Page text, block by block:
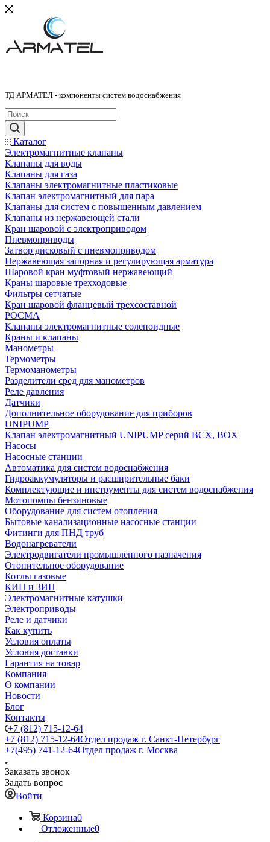
ТД АРМАТЕЛ - компоненты систем водоснабжения
Каталог
Электромагнитные клапаны
Клапаны для воды
Клапаны для газа
Клапаны электромагнитные пластиковые
Клапан электромагнитный для пара
Клапаны для систем с повышенным давлением
Клапаны из нержавеющей стали
Кран шаровой с электроприводом
Пневмоприводы
Затвор дисковый с пневмоприводом
Нержавеющая запорная и регулирующая арматура
Шаровой кран муфтовый нержавеющий
Краны шаровые трехходовые
Фильтры сетчатые
Кран шаровой фланцевый трехсоставной
РОСМА
Клапаны электромагнитные соленоидные
Краны и клапаны
Манометры
Термометры
Термоманометры
Разделители сред для манометров
Реле давления
Датчики
Дополнительное оборудование для приборов
UNIPUMP
Клапан электромагнитный UNIPUMP серий BCX, BOX
Насосы
Насосные станции
Автоматика для систем водоснабжения
Гидроаккумуляторы и расширительные баки
Комплектующие и инструменты для систем водоснабжения
Мотопомпы бензиновые
Оборудование для систем отопления
Бытовые канализационные насосные станции
Фитинги для ПНД труб
Водонагреватели
Электродвигатели промышленного назначения
Отопительное оборудование
Котлы газовые
КИП и ЗИП
Электромагнитные катушки
Электроприводы
Реле и датчики
Как купить
Условия оплаты
Условия доставки
Гарантия на товар
Компания
О компании
Новости
Блог
Контакты
+7 (812) 715-12-64
+7 (812) 715-12-64Отдел продаж г. Санкт-Петербург
+7(495) 741-12-64Отдел продаж г. Москва
Заказать звонок
Задать вопрос
Войти
Корзина0
Отложенные0